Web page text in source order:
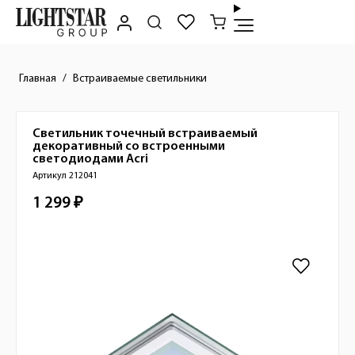
Главная Встраиваемые светильники
Краткое описание товара
Светильник точечный встраиваемый
декоративный со встроенными
светодиодами Acri
Артикул 212041
Стоимость товара
1 299 ₽